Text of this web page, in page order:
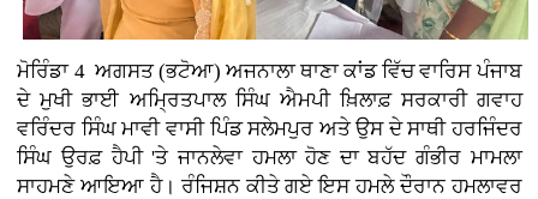
ਮੋਰਿੰਡਾ 4 ਅਗਸਤ (ਭਟੋਆ)ਅਜਨਾਲਾ ਥਾਣਾ ਕਾਂਡ ਵਿੱਚ ਵਾਰਿਸ ਪੰਜਾਬ
ਦੇ ਮੁਖੀ ਭਾਈ ਅਮ੍ਰਿਤਪਾਲ ਸਿੰਘ ਐਮਪੀ ਖ਼ਿਲਾਫ਼ ਸਰਕਾਰੀ ਗਵਾਹ
ਵਰਿੰਦਰ ਸਿੰਘ ਮਾਵੀ ਵਾਸੀ ਪਿੰਡ ਸਲੇਮਪੁਰ ਅਤੇ ਉਸ ਦੇ ਸਾਥੀ ਹਰਜਿੰਦਰ
ਸਿੰਘ ਉਰਫ਼ ਹੈਪੀ 'ਤੇ ਜਾਨਲੇਵਾ ਹਮਲਾ ਹੋਣ ਦਾ ਬਹੱਦ ਗੰਭੀਰ ਮਾਮਲਾ
ਸਾਹਮਣੇ ਆਇਆ ਹੈ। ਰੰਜਿਸ਼ਨ ਕੀਤੇ ਗਏ ਇਸ ਹਮਲੇ ਦੌਰਾਨ ਹਮਲਾਵਰ